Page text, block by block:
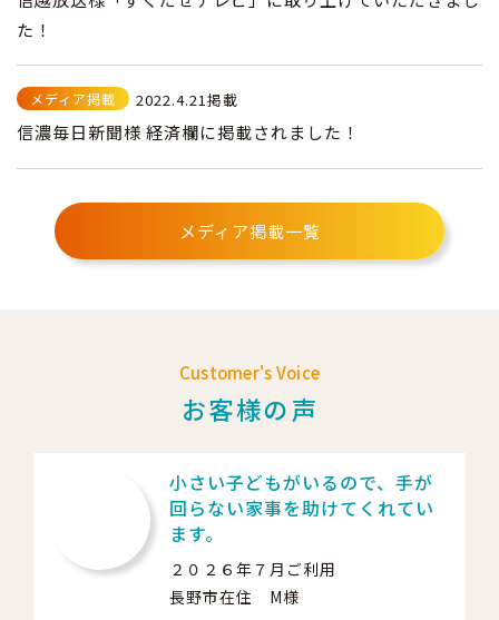
た！
メディア掲載 2022.4.21掲載
信濃毎日新聞様 経済欄に掲載されました！
メディア掲載一覧
Customer's Voice
お客様の声
小さい子どもがいるので、手が
回らない家事を助けてくれてい
ます。
２０２６年７月ご利用
長野市在住 M様